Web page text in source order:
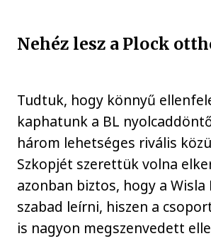
Nehéz lesz a Plock
Tudtuk, hogy könnyű
kaphatunk a BL
három lehetséges rivális
Szkopjét szerettük volna
azonban biztos, hogy a Wisla
szabad leírni, hiszen a
is nagyon megszenvedett